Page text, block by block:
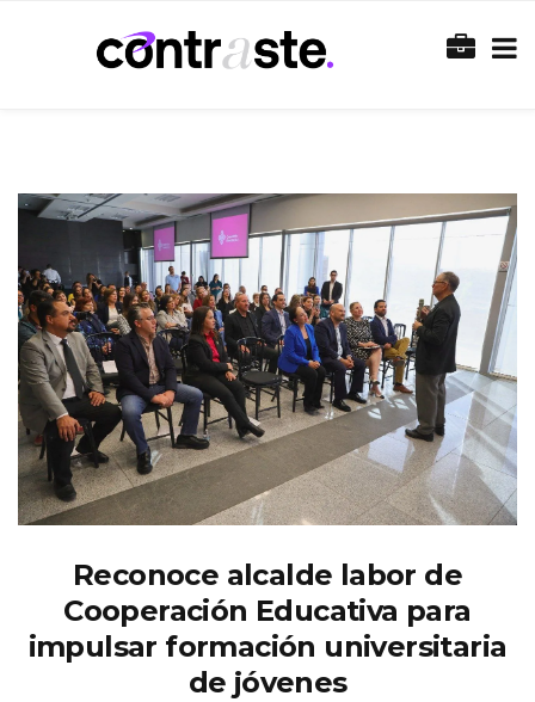
Reconoce alcalde labor de
Cooperación Educativa para
impulsar formación universitaria
de jóvenes